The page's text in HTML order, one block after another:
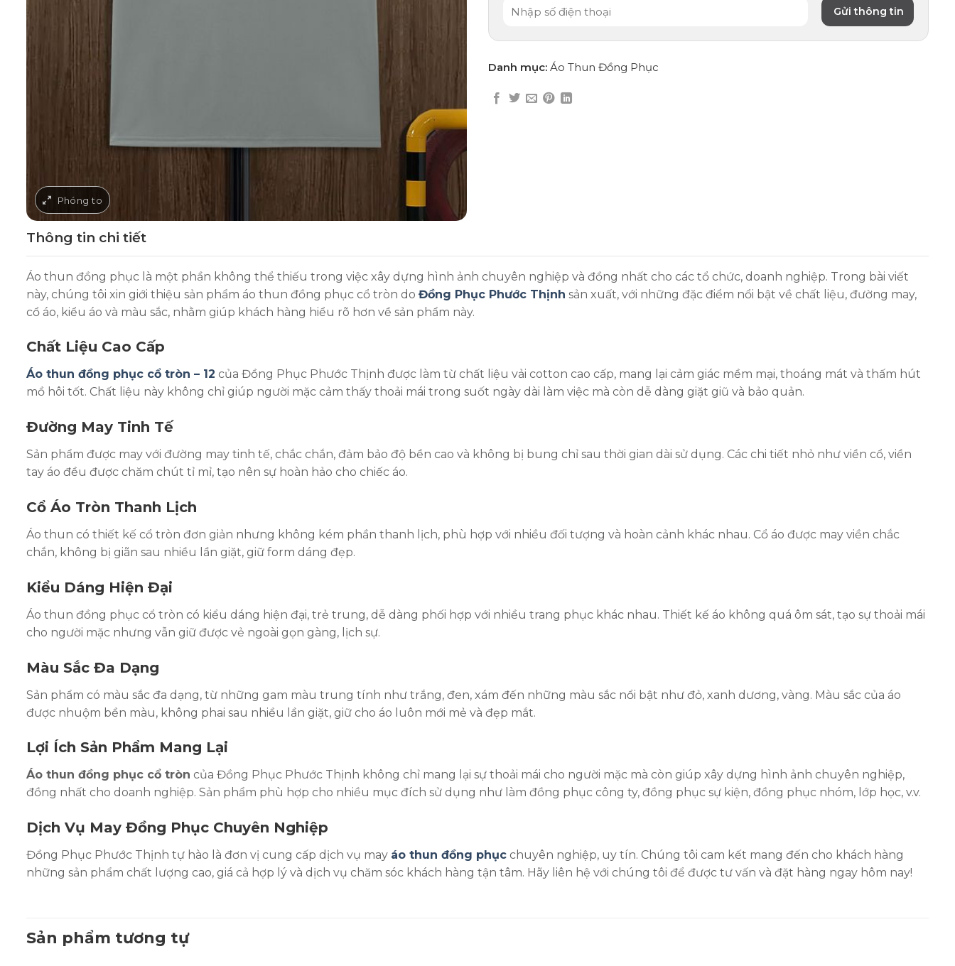
Danh mục: Áo Thun Đồng Phục
Thông tin chi tiết
Áo thun đồng phục là một phần không thể thiếu trong việc xây dựng hình ảnh chuyên nghiệp và đồng nhất cho các tổ chức, doanh nghiệp. Trong bài viết
này, chúng tôi xin giới thiệu sản phẩm áo thun đồng phục cổ tròn do Đồng Phục Phước Thịnh sản xuất, với những đặc điểm nổi bật về chất liệu, đường may,
cổ áo, kiểu áo và màu sắc, nhằm giúp khách hàng hiểu rõ hơn về sản phẩm này.
Chất Liệu Cao Cấp
Áo thun đồng phục cổ tròn – 12 của Đồng Phục Phước Thịnh được làm từ chất liệu vải cotton cao cấp, mang lại cảm giác mềm mại, thoáng mát và thấm hút
mồ hôi tốt. Chất liệu này không chỉ giúp người mặc cảm thấy thoải mái trong suốt ngày dài làm việc mà còn dễ dàng giặt giũ và bảo quản.
Đường May Tinh Tế
Sản phẩm được may với đường may tinh tế, chắc chắn, đảm bảo độ bền cao và không bị bung chỉ sau thời gian dài sử dụng. Các chi tiết nhỏ như viền cổ, viền
tay áo đều được chăm chút tỉ mỉ, tạo nên sự hoàn hảo cho chiếc áo.
Cổ Áo Tròn Thanh Lịch
Áo thun có thiết kế cổ tròn đơn giản nhưng không kém phần thanh lịch, phù hợp với nhiều đối tượng và hoàn cảnh khác nhau. Cổ áo được may viền chắc
chắn, không bị giãn sau nhiều lần giặt, giữ form dáng đẹp.
Kiểu Dáng Hiện Đại
Áo thun đồng phục cổ tròn có kiểu dáng hiện đại, trẻ trung, dễ dàng phối hợp với nhiều trang phục khác nhau. Thiết kế áo không quá ôm sát, tạo sự thoải mái
cho người mặc nhưng vẫn giữ được vẻ ngoài gọn gàng, lịch sự.
Màu Sắc Đa Dạng
Sản phẩm có màu sắc đa dạng, từ những gam màu trung tính như trắng, đen, xám đến những màu sắc nổi bật như đỏ, xanh dương, vàng. Màu sắc của áo
được nhuộm bền màu, không phai sau nhiều lần giặt, giữ cho áo luôn mới mẻ và đẹp mắt.
Lợi Ích Sản Phẩm Mang Lại
Áo thun đồng phục cổ tròn của Đồng Phục Phước Thịnh không chỉ mang lại sự thoải mái cho người mặc mà còn giúp xây dựng hình ảnh chuyên nghiệp,
đồng nhất cho doanh nghiệp. Sản phẩm phù hợp cho nhiều mục đích sử dụng như làm đồng phục công ty, đồng phục sự kiện, đồng phục nhóm, lớp học, v.v.
Dịch Vụ May Đồng Phục Chuyên Nghiệp
Đồng Phục Phước Thịnh tự hào là đơn vị cung cấp dịch vụ may áo thun đồng phục chuyên nghiệp, uy tín. Chúng tôi cam kết mang đến cho khách hàng
những sản phẩm chất lượng cao, giá cả hợp lý và dịch vụ chăm sóc khách hàng tận tâm. Hãy liên hệ với chúng tôi để được tư vấn và đặt hàng ngay hôm nay!
Sản phẩm tương tự